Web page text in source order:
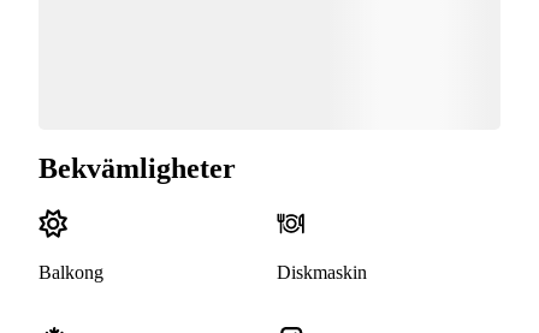
Bekvämligheter
Balkong Diskmaskin